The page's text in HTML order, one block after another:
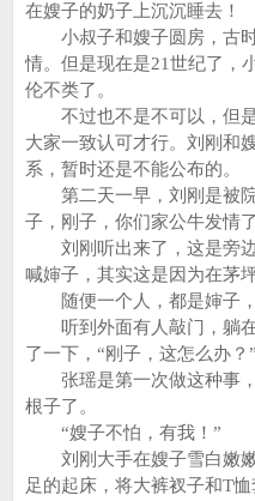
在嫂子的奶子上沉沉睡去！
小叔子和嫂子圆房，古时
情。但是现在是21世纪了，
伦不类了。
不过也不是不可以，但是
大家一致认可才行。刘刚和
系，暂时还是不能公布的。
第二天一早，刘刚是被院
子，刚子，你们家公牛发
刘刚听出来了，这是旁边
喊婶子，其实这是因为在茅
随便一个人，都是婶子，
听到外面有人敲门，躺在
了一下，“刚子，这怎么办？”
张瑶是第一次做这种事，
根子了。
“嫂子不怕，有我！”
刘刚大手在嫂子雪白嫩嫩
足的起床，将大裤衩子和T